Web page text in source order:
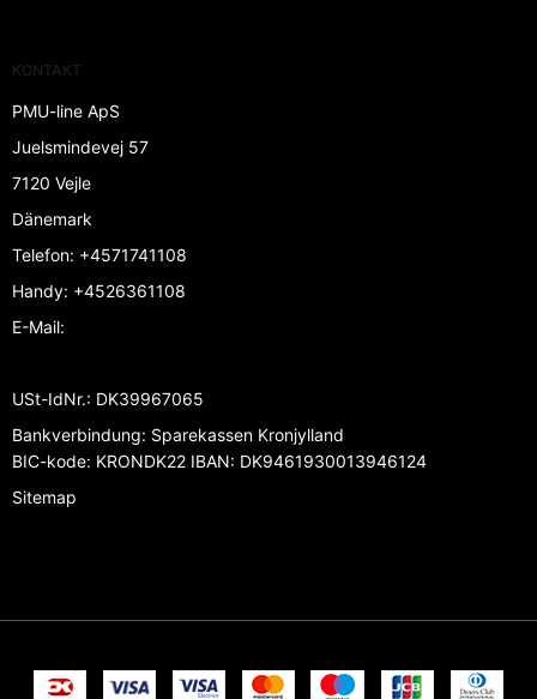
KONTAKT
PMU-line ApS
Juelsmindevej 57
7120 Vejle
Dänemark
Telefon: +4571741108
Handy: +4526361108
E-Mail:
USt-IdNr.: DK39967065
Bankverbindung: Sparekassen Kronjylland
BIC-kode: KRONDK22 IBAN: DK9461930013946124
Sitemap